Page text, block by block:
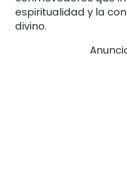
espiritualidad y la
divino.